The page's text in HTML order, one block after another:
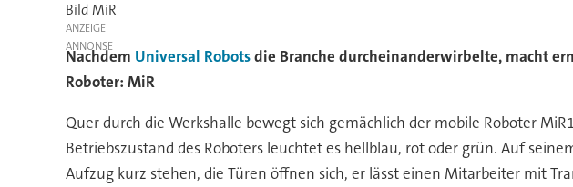
Bild MiR
ANZEIGE
Nachdem Universal Robotsdie Branche durcheinanderwirbelte, macht
Roboter: MiR
Quer durch die Werkshalle bewegt sich gemächlich der mobile Roboter
Betriebszustand des Roboters leuchtet es hellblau, rot oder grün. Auf
Aufzug kurz stehen, die Türen öffnen sich, er lässt einen Mitarbeiter mit